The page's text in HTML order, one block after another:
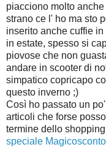
piacciono molto
strano ce l' ho ma sto
inserito anche cuffie
in estate, spesso si
piovose che non
andare in scooter di
simpatico copricapo
questo inverno ;)
Così ho passato un
articoli che forse
termine dello
speciale